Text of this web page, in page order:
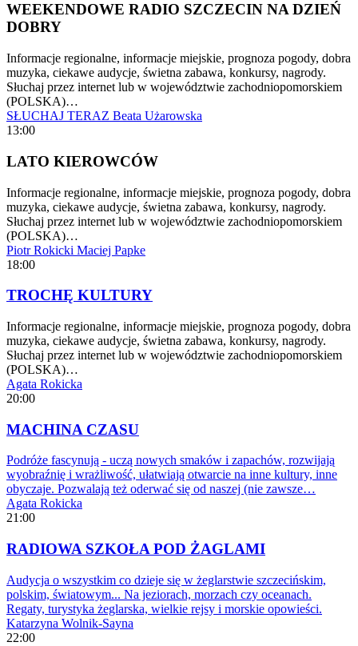
WEEKENDOWE RADIO SZCZECIN NA DZIEŃ
DOBRY
Informacje regionalne, informacje miejskie, prognoza pogody, dobra
muzyka, ciekawe audycje, świetna zabawa, konkursy, nagrody.
Słuchaj przez internet lub w województwie zachodniopomorskiem
(POLSKA)…
SŁUCHAJ TERAZ Beata Użarowska
13:00
LATO KIEROWCÓW
Informacje regionalne, informacje miejskie, prognoza pogody, dobra
muzyka, ciekawe audycje, świetna zabawa, konkursy, nagrody.
Słuchaj przez internet lub w województwie zachodniopomorskiem
(POLSKA)…
Piotr Rokicki Maciej Papke
18:00
TROCHĘ KULTURY
Informacje regionalne, informacje miejskie, prognoza pogody, dobra
muzyka, ciekawe audycje, świetna zabawa, konkursy, nagrody.
Słuchaj przez internet lub w województwie zachodniopomorskiem
(POLSKA)…
Agata Rokicka
20:00
MACHINA CZASU
Podróże fascynują - uczą nowych smaków i zapachów, rozwijają
wyobraźnię i wrażliwość, ułatwiają otwarcie na inne kultury, inne
obyczaje. Pozwalają też oderwać się od naszej (nie zawsze…
Agata Rokicka
21:00
RADIOWA SZKOŁA POD ŻAGLAMI
Audycja o wszystkim co dzieje się w żeglarstwie szczecińskim,
polskim, światowym... Na jeziorach, morzach czy oceanach.
Regaty, turystyka żeglarska, wielkie rejsy i morskie opowieści.
Katarzyna Wolnik-Sayna
22:00